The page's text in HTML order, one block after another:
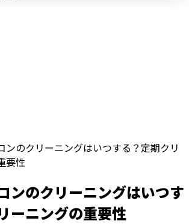
ンのクリーニングはいつする？定期クリ
要性
ンのクリーニングはいつす
ーニングの重要性